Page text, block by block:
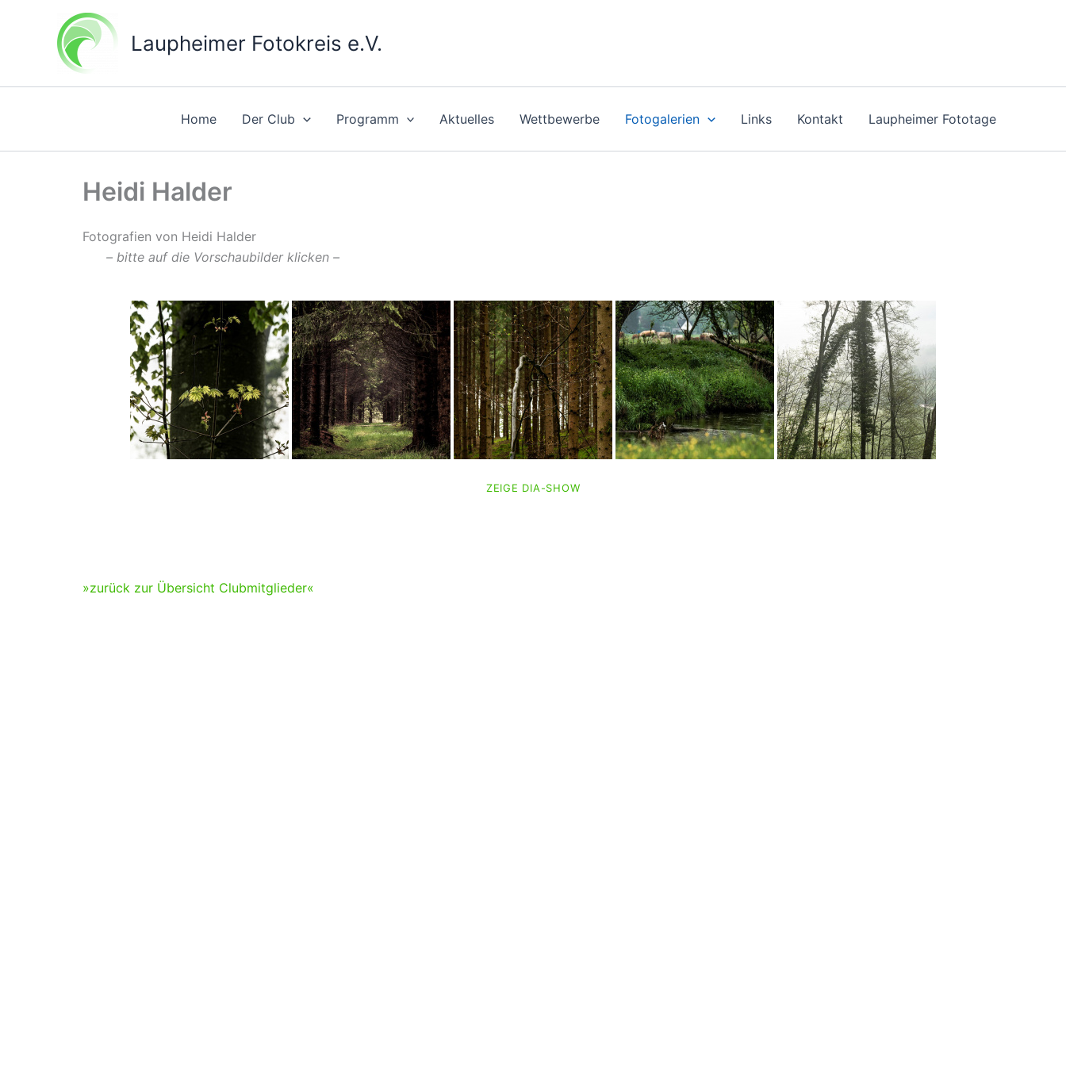
Laupheimer Fotokreis e.V.
Home Der Club Programm Aktuelles Wettbewerbe Fotogalerien Links Kontakt Laupheimer Fototage
Heidi Halder
Fotografien von Heidi Halder
– bitte auf die Vorschaubilder klicken –
ZEIGE DIA-SHOW
»zurück zur Übersicht Clubmitglieder«